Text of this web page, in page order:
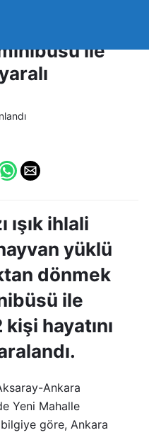
yüklü
ile
ışık ihlali
yüklü
dönmek
ile
hayatını
Ankara
Yeni Mahalle
bilgiye göre, Ankara